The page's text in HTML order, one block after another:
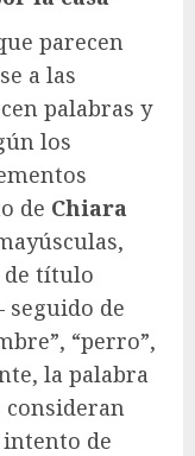
parecen
a las
palabras y
los
de Chiara
de título
seguido de
“perro”,
la palabra
consideran
intento de